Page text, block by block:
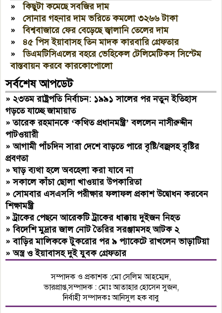
»কিছুটা কমেছে সবজির দাম
»সোনার গহনার দাম ভরিতে কমলো ৩২৬৬ টাকা
»বিশ্ববাজারে ফের বেড়েছে জ্বালানি তেলের দাম
»৪৫ পিস ইয়াবাসহ তিন মাদক কারবারি গ্রেফতার
»ডিএমটিসিএলের বহরে ভেহিকেল টেলিমেটিকস সিস্টেম
বাস্তবায়ন করবে কারকোপোলো
সর্বশেষ আপডেট
»২৩তম রাষ্ট্রপতি নির্বাচন: ১৯৯১ সালের পর নতুন ইতিহাস
গড়তে যাচ্ছে জামায়াত
»তারেক রহমানকে ‘কথিত প্রধানমন্ত্রী’ বললেন নাসীরুদ্দীন
পাটওয়ারী
»আগামী পাঁচদিন সারা দেশে বাড়তে পারে বৃষ্টি/বজ্রসহ বৃষ্টির
প্রবণতা
»ঘাড় ব্যথা হলে অবহেলা করা যাবে না
»সকালে কাঁচা ছোলা খাওয়ার উপকারিতা
»সোমবার এসএসসি পরীক্ষার ফলাফল প্রকাশ উদ্বোধন করবেন
শিক্ষামন্ত্রী
»ট্রাকের পেছনে আরেকটি ট্রাকের ধাক্কায় দুইজন নিহত
»বিদেশি মুদ্রার জাল নোট তৈরির সরঞ্জামসহ আটক ২
»বাড়ির মালিককে টুকরোর পর ৯ প্যাকেটে রাখলেন ভাড়াটিয়া
»অস্ত্র ও ইয়াবাসহ দুই যুবক গ্রেফতার
সম্পাদক ও প্রকাশক :মো সেলিম আহম্মেদ,
ভারপ্রাপ্ত,সম্পাদক : মোঃ আতাহার হোসেন সুজন,
নির্বাহী সম্পাদকঃ আনিসুল হক বাবু